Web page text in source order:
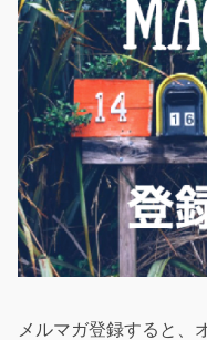
メルマガ登録すると、